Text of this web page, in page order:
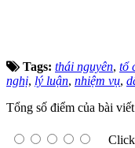
Tags: thái nguyên, tổ
nghị, lý luận, nhiệm vụ,
Tổng số điểm của bài